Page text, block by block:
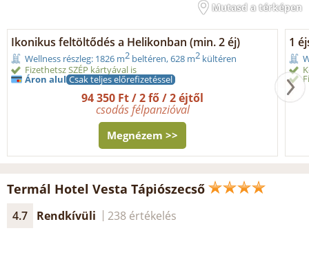
Mutasd a térképen
Ikonikus feltöltődés a Helikonban (min. 2 éj)
Wellness részleg: 1826 m2 beltéren, 628 m2 kültéren
Fizethetsz SZÉP kártyával is
Áron alul Csak teljes előrefizetéssel
94 350 Ft / 2 fő / 2 éjtől
csodás félpanzióval
Megnézem >>
1
Termál Hotel Vesta Tápiószecső
4.7 Rendkívüli 238 értékelés